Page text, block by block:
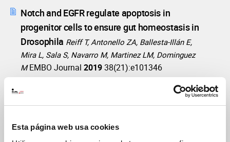
Esta página web usa cookies
Notch and EGFR regulate apoptosis in
progenitor cells to ensure gut homeostasis in
Drosophila Reiff T, Antonello ZA, Ballesta-Illán E,
Mira L, Sala S, Navarro M, Martinez LM, Dominguez
M EMBO Journal 201938(21):e101346
PI3K/Akt Cooperates with Oncogenic Notch
by Inducing Nitric Oxide-Dependent
Inflammation
Villegas SN, Gombos R, Garcia-